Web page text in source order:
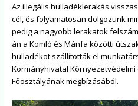
Az illegális hulladéklerakás
cél, és folyamatosan dolgozunk
pedig a nagyobb lerakatok
án a Komló és Mánfa közötti
hulladékot szállították el
Kormányhivatal
Főosztályának megbízásából.